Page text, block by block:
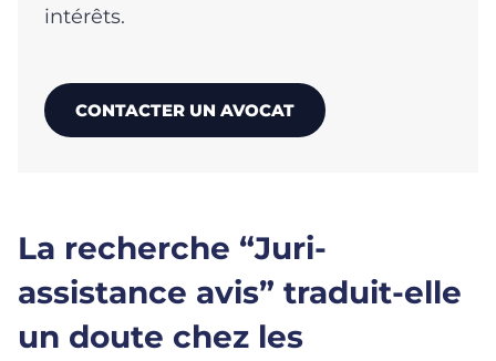
intérêts.
CONTACTER UN AVOCAT
La recherche “Juri-
assistance avis” traduit-elle
un doute chez les